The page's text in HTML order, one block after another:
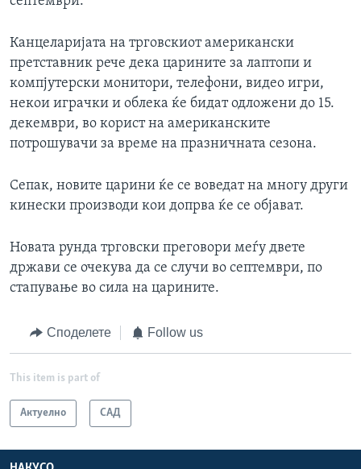
Канцеларијата на трговскиот американски
претставник рече дека царините за лаптопи и
компјутерски монитори, телефони, видео игри,
некои играчки и облека ќе бидат одложени до 15.
декември, во корист на американските
потрошувачи за време на празничната сезона.
Сепак, новите царини ќе се воведат на многу други
кинески производи кои допрва ќе се објават.
Новата рунда трговски преговори меѓу двете
држави се очекува да се случи во септември, по
стапување во сила на царините.
Споделете Follow us
This item is part of
Актуелно САД